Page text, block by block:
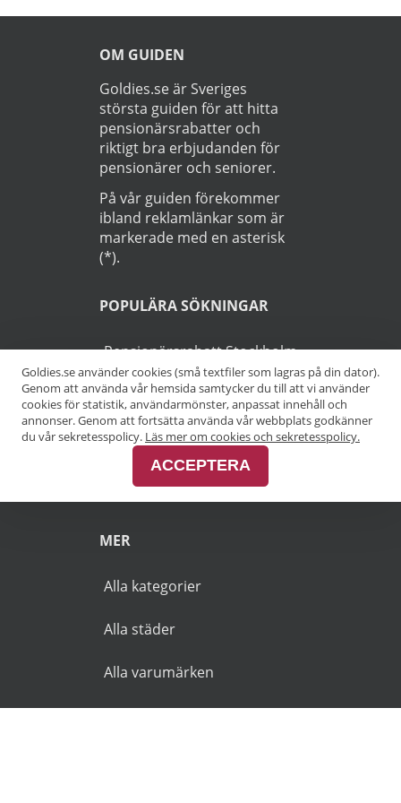
OM GUIDEN
Goldies.se är Sveriges
största guiden för att hitta
pensionärsrabatter och
riktigt bra erbjudanden för
pensionärer och seniorer.
På vår guiden förekommer
ibland reklamlänkar som är
markerade med en asterisk
(*).
POPULÄRA SÖKNINGAR
Pensionärsrabatt Stockholm
Pensionärsrabatt Göteborg
Pensionärsrabatt Malmö
Pensionärsrabatt Skåne
MER
Alla kategorier
Alla städer
Alla varumärken
Goldies.se använder cookies (små textfiler som lagras på din dator).
Genom att använda vår hemsida samtycker du till att vi använder
cookies för statistik, användarmönster, anpassat innehåll och
annonser. Genom att fortsätta använda vår webbplats godkänner
du vår sekretesspolicy. Läs mer om cookies och sekretesspolicy.
ACCEPTERA